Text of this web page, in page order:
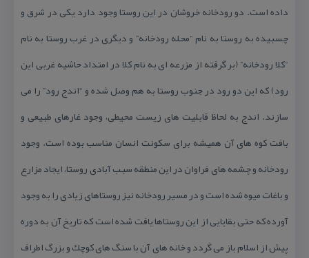
داده است. دو رودخانه خروشان در این روستا وجود دارد یكی در شرق و
چسبیده به روستا به نام “محله رودخانه” و دیگری در غرب روستا به نام
“كلا رودخانه” (بر گرفته از مزرعه ای به نام كلا در امتداد حاشیه غربی این
رود) كه این دو رود در جنوب روستا به هم وصل شده و “اندج رود” را می
سازند. اندج به لحاظ قابلیت های زیست محیطی، وجود غارهای طبیعی و
بافت كوه های آن همیشه برای سكونت انسان مناسب بوده است. وجود
رودخانه و چشمه های فراوان در این منطقه سبب آبادی روستا، ایجاد مزارع
و باغات میوه شده است و در مسیر رودخانه نیز روستاهای زیادی را به وجود
آورده كه حتی بقایایی از این روستاها یافت شده است كه تاریخ آن به دوره
پیش از اسلام باز می گردد و خانه های آن با سنگ های كوچك و بزرگ اطراف